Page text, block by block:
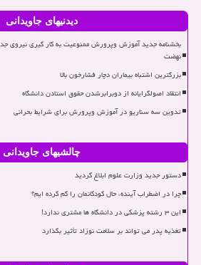
دیدنیهای جاویدانی
بخشنامه جدید آموزش وپرورش ممنوعیت به کار گیری نیروی
نهضت
بزرگترین اشتباه بیماران دچار فشارخون بالا
انتقاد اصولگرایانه از دوبرابرشدن حقوق استادن دانشگاه
تدوین سه سناریو در آموزش وپرورش برای شرایط بحرانی
چالشیهای جاویدانی
دستور جدید وزارت علوم ابلاغ گردید
چرا در اضطراب آینده، حال کودکانمان را گم کرده ایم؟
این ۳ رشته پزشکی در دانشگاه ها مشتری ندارد!
تغذیه پدر می تواند بر سلامت نوزاد تأثیر بگذارد